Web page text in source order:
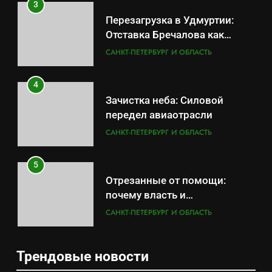
3
Перезагрузка в Удмуртии:
Отставка Бречалова как
результат управленческих
САНКТ-ПЕТЕРБУРГ И ОБЛАСТЬ
4
Зачистка неба: Силовой
передел авиаотрасли
САНКТ-ПЕТЕРБУРГ И ОБЛАСТЬ
5
Отрезанные от помощи:
почему власть и
маркетплейсы «умывают
САНКТ-ПЕТЕРБУРГ И ОБЛАСТЬ
«Ростех» разъедают изнутри:
Трендовые новости
5